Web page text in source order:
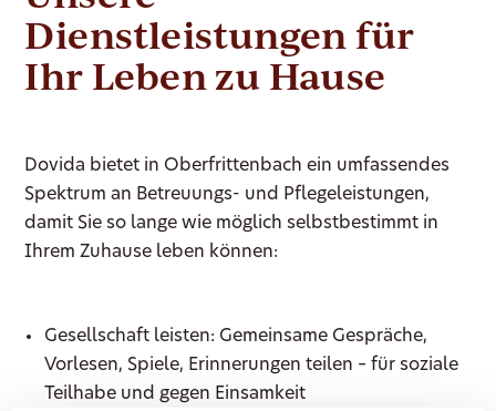
Dienstleistungen für
Ihr Leben zu Hause
Dovida bietet in Oberfrittenbach ein umfassendes
Spektrum an Betreuungs- und Pflegeleistungen,
damit Sie so lange wie möglich selbstbestimmt in
Ihrem Zuhause leben können:
Gesellschaft leisten: Gemeinsame Gespräche,
Vorlesen, Spiele, Erinnerungen teilen – für soziale
Teilhabe und gegen Einsamkeit